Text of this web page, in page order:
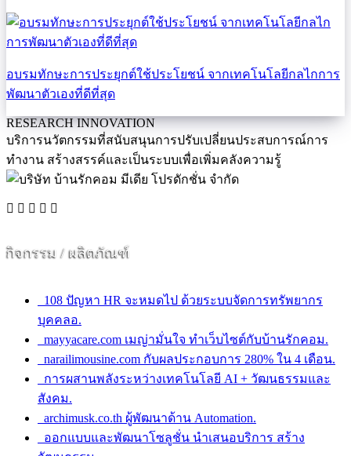
อบรมทักษะการประยุกต์ใช้ประโยชน์ จากเทคโนโลยีกลไกการ
พัฒนาตัวเองที่ดีที่สุด
RESEARCH INNOVATION
บริการนวัตกรรมที่สนับสนุนการปรับเปลี่ยนประสบการณ์การ
ทำงาน สร้างสรรค์และเป็นระบบเพื่อเพิ่มคลังความรู้
กิจกรรม / ผลิตภัณฑ์
108 ปัญหา HR จะหมดไป ด้วยระบบจัดการทรัพยากร
บุคคลอ.
mayyacare.com เมญ่ามั่นใจ ทำเว็บไซต์กับบ้านรักคอม.
narailimousine.com กับผลประกอบการ 280% ใน 4 เดือน.
การผสานพลังระหว่างเทคโนโลยี AI + วัฒนธรรมและ
สังคม.
archimusk.co.th ผู้พัฒนาด้าน Automation.
ออกแบบและพัฒนาโซลูชั่น นำเสนอบริการ สร้าง